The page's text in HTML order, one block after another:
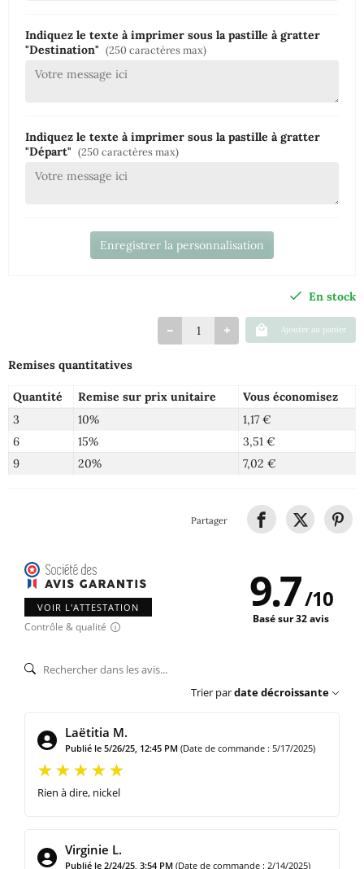
Indiquez le texte à imprimer sous la pastille à gratter
"Destination" (250 caractères max)
Indiquez le texte à imprimer sous la pastille à gratter
"Départ" (250 caractères max)
Enregistrer la personnalisation
En stock
Ajouter au panier
Remises quantitatives
Quantité Remise sur prix unitaire
Vous économisez
3
10%
1,17 €
6
15%
3,51 €
9
20% 7,02 €
Partager
VOIR L'ATTESTATION
Contrôle & qualité
9.7/10
Basé sur 32 avis
Trier pardate décroissante
Laëtitia M.
Publié le 5/26/25, 12:45 PM (Date de commande : 5/17/2025)
Rien à dire, nickel
Virginie L.
Publié le 2/24/25, 3:54 PM (Date de commande : 2/14/2025)